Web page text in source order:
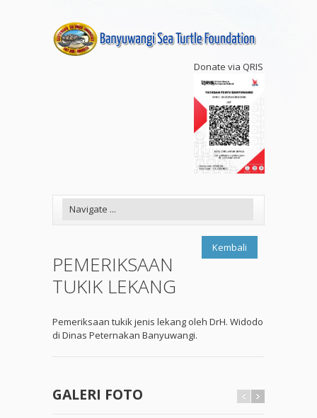
Donate via QRIS
Kembali
PEMERIKSAAN
TUKIK LEKANG
Pemeriksaan tukik jenis lekang oleh DrH. Widodo
di Dinas Peternakan Banyuwangi.
GALERI FOTO